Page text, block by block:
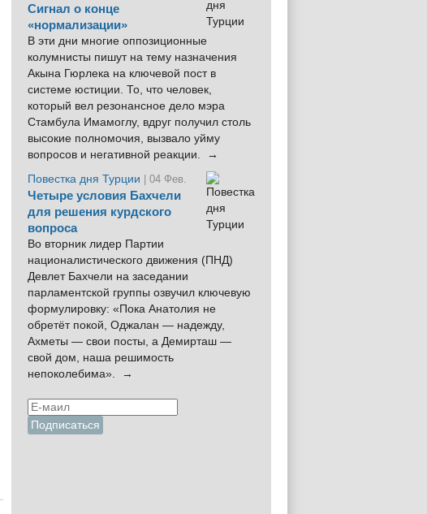
Сигнал о конце
«нормализации»
В эти дни многие оппозиционные
колумнисты пишут на тему назначения
Акына Гюрлека на ключевой пост в
системе юстиции. То, что человек,
который вел резонансное дело мэра
Стамбула Имамоглу, вдруг получил столь
высокие полномочия, вызвало уйму
вопросов и негативной реакции. →
Повестка дня Турции
| 04 Фев.
Четыре условия Бахчели
для решения курдского
вопроса
Во вторник лидер Партии
националистического движения (ПНД)
Девлет Бахчели на заседании
парламентской группы озвучил ключевую
формулировку: «Пока Анатолия не
обретёт покой, Оджалан — надежду,
Ахметы — свои посты, а Демирташ —
свой дом, наша решимость
непоколебима». →